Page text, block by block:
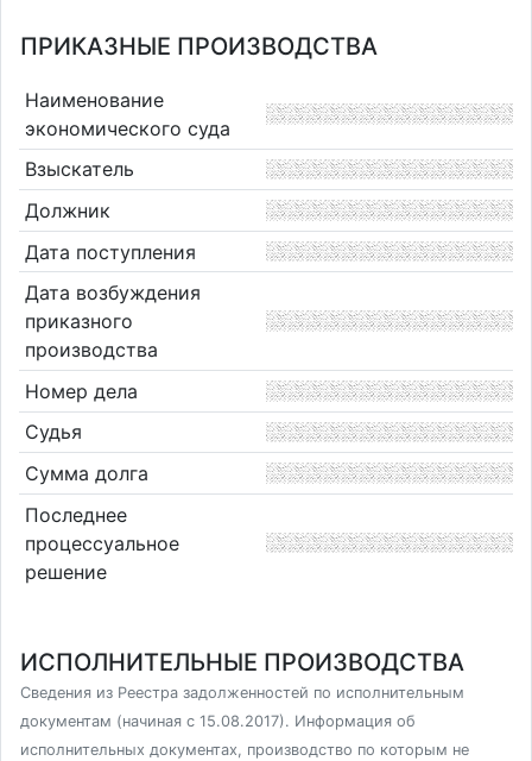
ПРИКАЗНЫЕ ПРОИЗВОДСТВА
Наименование
экономического суда
Взыскатель
Должник
Дата поступления
Дата возбуждения
приказного
производства
Номер дела
Судья
Сумма долга
Последнее
процессуальное
решение
ИСПОЛНИТЕЛЬНЫЕ ПРОИЗВОДСТВА
Сведения из Реестра задолженностей по исполнительным
документам (начиная с 15.08.2017). Информация об
исполнительных документах, производство по которым не